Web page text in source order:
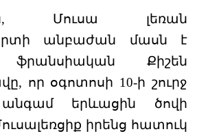
Մուսա լեռան
անբաժան մասն է
ֆրանսիական Քիշեն
որ օգոտոսի 10-ի շուրջ
երևացին ծովի
իրենց հատուկ